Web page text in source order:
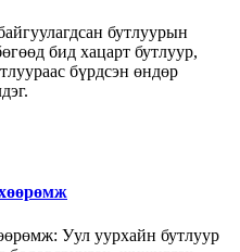
бутлуурын
бид хацарт бутлуур,
бүрдсэн өндөр
Уул уурхайн бутлуур